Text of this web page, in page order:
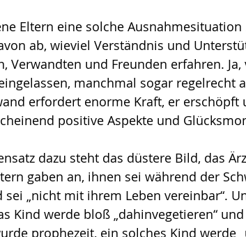
Eltern eine solche
ab, wieviel Verständnis und
Verwandten und Freunden erfahren.
manchmal sogar regelrecht
erfordert enorme Kraft, er erschöpft
positive Aspekte und
dazu steht das düstere Bild, das
gaben an, ihnen sei während der
sei „nicht mit ihrem Leben vereinbar“.
Kind werde bloß „da­hinvegetieren“
prophezeit, ein solches Kind werde